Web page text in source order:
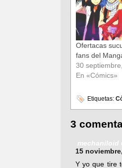
Ofertacas
fans del
30
En «Cómics»
Etiquetas:
3
mechaniloid
15
Y yo que tire